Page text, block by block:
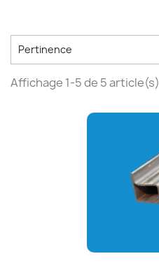
Pertinence
Affichage 1-5 de 5 article(s)